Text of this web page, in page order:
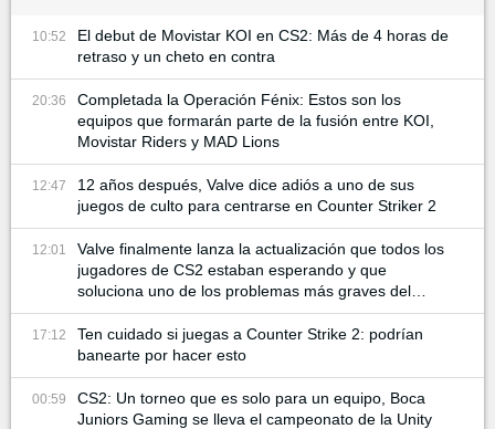
10:52
El debut de Movistar KOI en CS2: Más de 4 horas de
retraso y un cheto en contra
20:36
Completada la Operación Fénix: Estos son los
equipos que formarán parte de la fusión entre KOI,
Movistar Riders y MAD Lions
12:47
12 años después, Valve dice adiós a uno de sus
juegos de culto para centrarse en Counter Striker 2
12:01
Valve finalmente lanza la actualización que todos los
jugadores de CS2 estaban esperando y que
soluciona uno de los problemas más graves del
juego
17:12
Ten cuidado si juegas a Counter Strike 2: podrían
banearte por hacer esto
00:59
CS2: Un torneo que es solo para un equipo, Boca
Juniors Gaming se lleva el campeonato de la Unity